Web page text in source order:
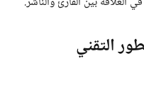
التقني